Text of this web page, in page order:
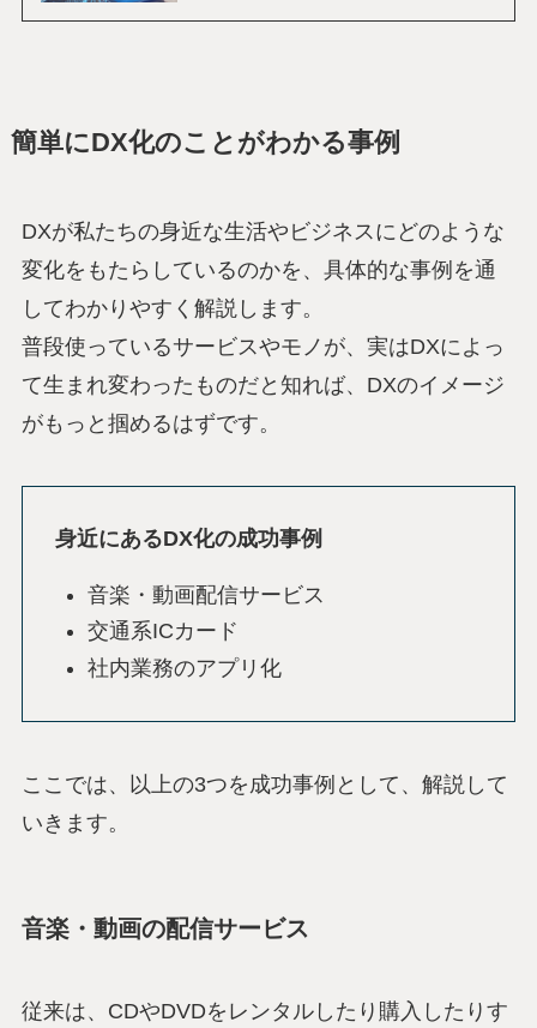
簡単にDX化のことがわかる事例
DXが私たちの身近な生活やビジネスにどのような
変化をもたらしているのかを、具体的な事例を通
してわかりやすく解説します。
普段使っているサービスやモノが、実はDXによっ
て生まれ変わったものだと知れば、DXのイメージ
がもっと掴めるはずです。
身近にあるDX化の成功事例
音楽・動画配信サービス
交通系ICカード
社内業務のアプリ化
ここでは、以上の3つを成功事例として、解説して
いきます。
音楽・動画の配信サービス
従来は、CDやDVDをレンタルしたり購入したりす